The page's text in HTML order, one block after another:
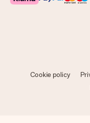
Cookie policy